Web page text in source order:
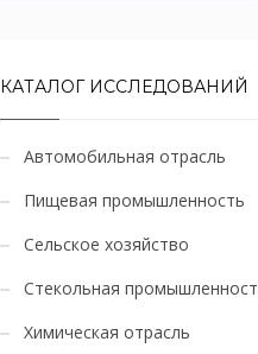
КАТАЛОГ ИССЛЕДОВАНИЙ
Автомобильная отрасль
Пищевая промышленность
Сельское хозяйство
Стекольная
Химическая отрасль